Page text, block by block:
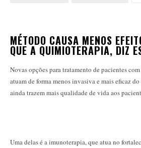
MÉTODO CAUSA MENOS
QUE A QUIMIOTERAPIA, DIZ
Novas opções para tratamento de pacientes
atuam de forma menos invasiva e mais eficaz
ainda trazem mais qualidade de vida aos
Uma delas é a imunoterapia, que atua no